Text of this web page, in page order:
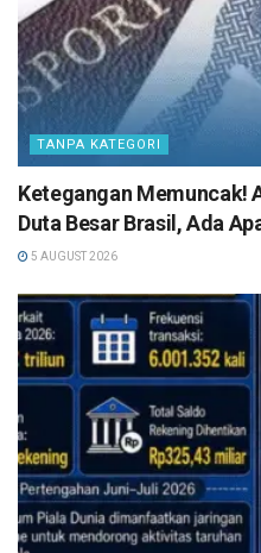
TANPA KATEGORI
Ketegangan Memuncak!
Duta Besar Brasil, Ada
5 AUGUST 2026